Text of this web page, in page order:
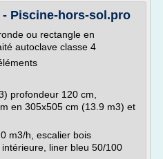
Piscine-hors-sol.pro
ou rectangle en
autoclave classe 4
profondeur 120 cm,
en 305x505 cm (13.9 m3) et
m3/h, escalier bois
liner bleu 50/100